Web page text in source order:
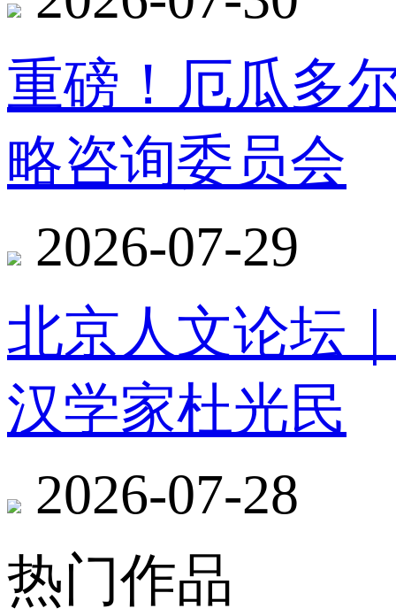
重磅！厄瓜多
略咨询委员会
2026-07-29
北京人文论坛
汉学家杜光民
2026-07-28
热门作品